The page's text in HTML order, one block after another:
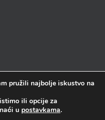
| Copyright 2014. - 2023.
pružili najbolje iskustvo na
ili opcije za
u postavkama.